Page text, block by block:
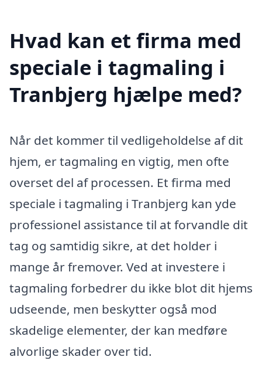
Hvad kan et firma med
speciale i tagmaling i
Tranbjerg hjælpe med?
Når det kommer til vedligeholdelse af dit
hjem, er tagmaling en vigtig, men ofte
overset del af processen. Et firma med
speciale i tagmaling i Tranbjerg kan yde
professionel assistance til at forvandle dit
tag og samtidig sikre, at det holder i
mange år fremover. Ved at investere i
tagmaling forbedrer du ikke blot dit hjems
udseende, men beskytter også mod
skadelige elementer, der kan medføre
alvorlige skader over tid.